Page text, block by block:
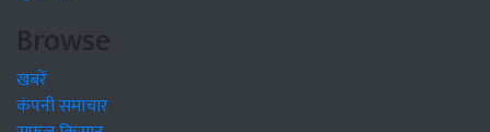
Browse
खबरें
कंपनी समाचार